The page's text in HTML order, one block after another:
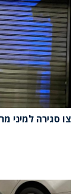
צו סגירה למיני